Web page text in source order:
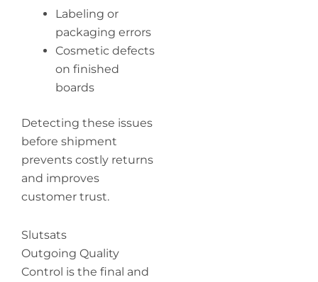
Labeling or
packaging errors
Cosmetic defects
on finished
boards
Detecting these issues
before shipment
prevents costly returns
and improves
customer trust.
Slutsats
Outgoing Quality
Control is the final and